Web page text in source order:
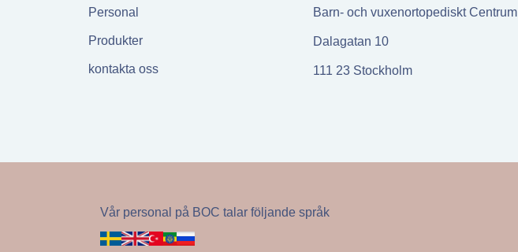
Personal
Produkter
kontakta oss
Barn- och vuxenortopediskt Centrum
Dalagatan 10
111 23 Stockholm
Vår personal på BOC talar följande språk